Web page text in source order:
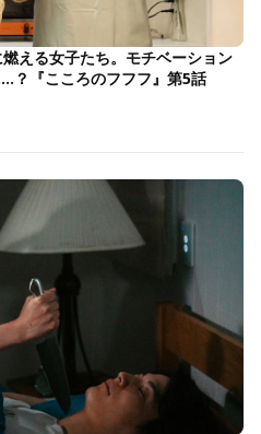
える女子たち。モチベーション
？『こころのフフフ』第5話